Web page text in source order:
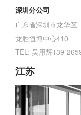
深圳分公司
广东省深圳市龙华区
龙胜恒博中心410
TEL: 吴用辉139-
江苏